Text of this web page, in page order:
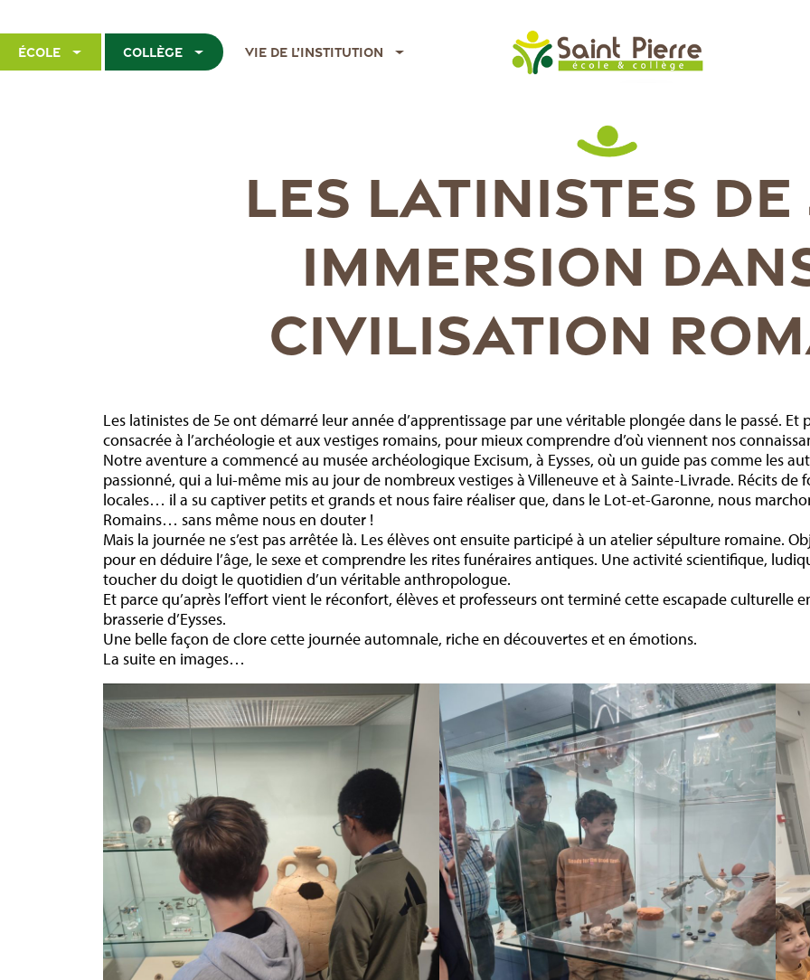
École Collège Vie de l’institution
LES LATINISTES DE
IMMERSION
CIVILISATION
Les latinistes de 5e ont démarré leur année d’apprentissage par une véritable plongée dans le passé.
consacrée à l’archéologie et aux vestiges romains, pour mieux comprendre d’où viennent nos
Notre aventure a commencé au musée archéologique Excisum, à Eysses, où un guide pas comme les
passionné, qui a lui-même mis au jour de nombreux vestiges à Villeneuve et à Sainte-Livrade. Récits
locales… il a su captiver petits et grands et nous faire réaliser que, dans le Lot-et-Garonne, nous
Romains… sans même nous en douter !
Mais la journée ne s’est pas arrêtée là. Les élèves ont ensuite participé à un atelier sépulture romaine.
pour en déduire l’âge, le sexe et comprendre les rites funéraires antiques. Une activité scientifique,
toucher du doigt le quotidien d’un véritable anthropologue.
Et parce qu’après l’effort vient le réconfort, élèves et professeurs ont terminé cette escapade culturelle
brasserie d’Eysses.
Une belle façon de clore cette journée automnale, riche en découvertes et en émotions.
La suite en images…